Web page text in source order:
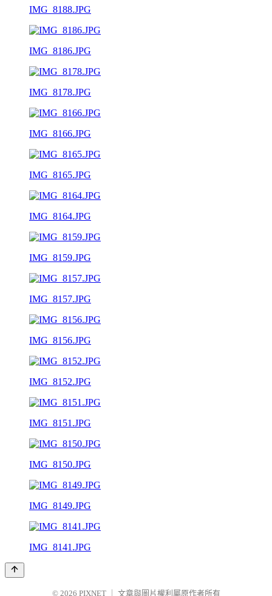
IMG_8188.JPG
IMG_8186.JPG
IMG_8178.JPG
IMG_8166.JPG
IMG_8165.JPG
IMG_8164.JPG
IMG_8159.JPG
IMG_8157.JPG
IMG_8156.JPG
IMG_8152.JPG
IMG_8151.JPG
IMG_8150.JPG
IMG_8149.JPG
IMG_8141.JPG
© 2026 PIXNET 文章與圖片權利屬原作者所有